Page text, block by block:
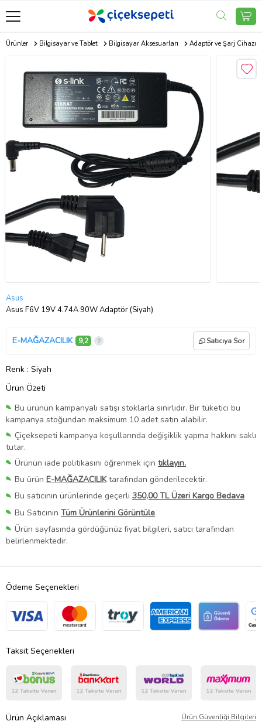
Ürünler Bilgisayar ve Tablet Bilgisayar Aksesuarları Adaptör ve Şarj Cihazı
Asus
Asus F6V 19V 4.74A 90W Adaptör (Siyah)
E-MAĞAZACILIK 9,2 Satıcıya Sor
Renk : Siyah
Ürün Özeti
Bu ürünün kampanyalı satışı stoklarla sınırlıdır. Bir tüketici bu
kampanya stoğundan maksimum 10 adet satın alabilir.
Çiçeksepeti kampanya koşullarında değişiklik yapma hakkını saklı
tutar.
Ürünün iade politikasını öğrenmek için tıklayın.
Bu ürün E-MAĞAZACILIKtarafından gönderilecektir.
Bu satıcının ürünlerinde geçerli 350,00 TL Üzeri Kargo Bedava
Bu Satıcının Tüm Ürünlerini Görüntüle
Ürün sayfasında gördüğünüz fiyat bilgileri, satıcı tarafından
belirlenmektedir.
Ödeme Seçenekleri
Taksit Seçenekleri
Ürün Açıklaması Ürün Güvenliği Bilgileri